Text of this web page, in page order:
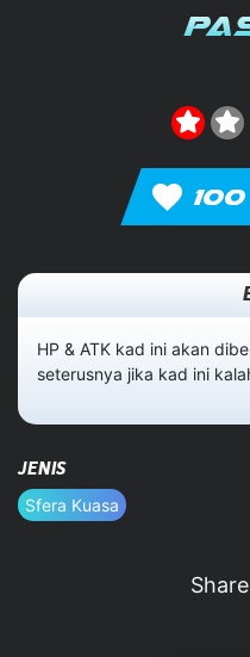
100
HP & ATK kad ini akan
seterusnya jika kad ini
JENIS
Sfera Kuasa